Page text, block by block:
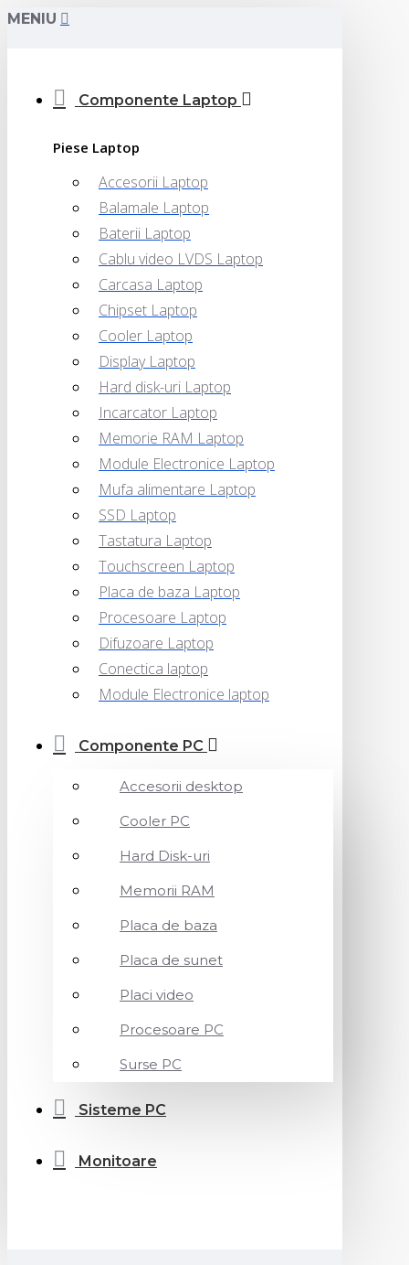
MENIU
Componente Laptop
Piese Laptop
Accesorii Laptop
Balamale Laptop
Baterii Laptop
Cablu video LVDS Laptop
Carcasa Laptop
Chipset Laptop
Cooler Laptop
Display Laptop
Hard disk-uri Laptop
Incarcator Laptop
Memorie RAM Laptop
Module Electronice Laptop
Mufa alimentare Laptop
SSD Laptop
Tastatura Laptop
Touchscreen Laptop
Placa de baza Laptop
Procesoare Laptop
Difuzoare Laptop
Conectica laptop
Module Electronice laptop
Componente PC
Accesorii desktop
Cooler PC
Hard Disk-uri
Memorii RAM
Placa de baza
Placa de sunet
Placi video
Procesoare PC
Surse PC
Sisteme PC
Monitoare